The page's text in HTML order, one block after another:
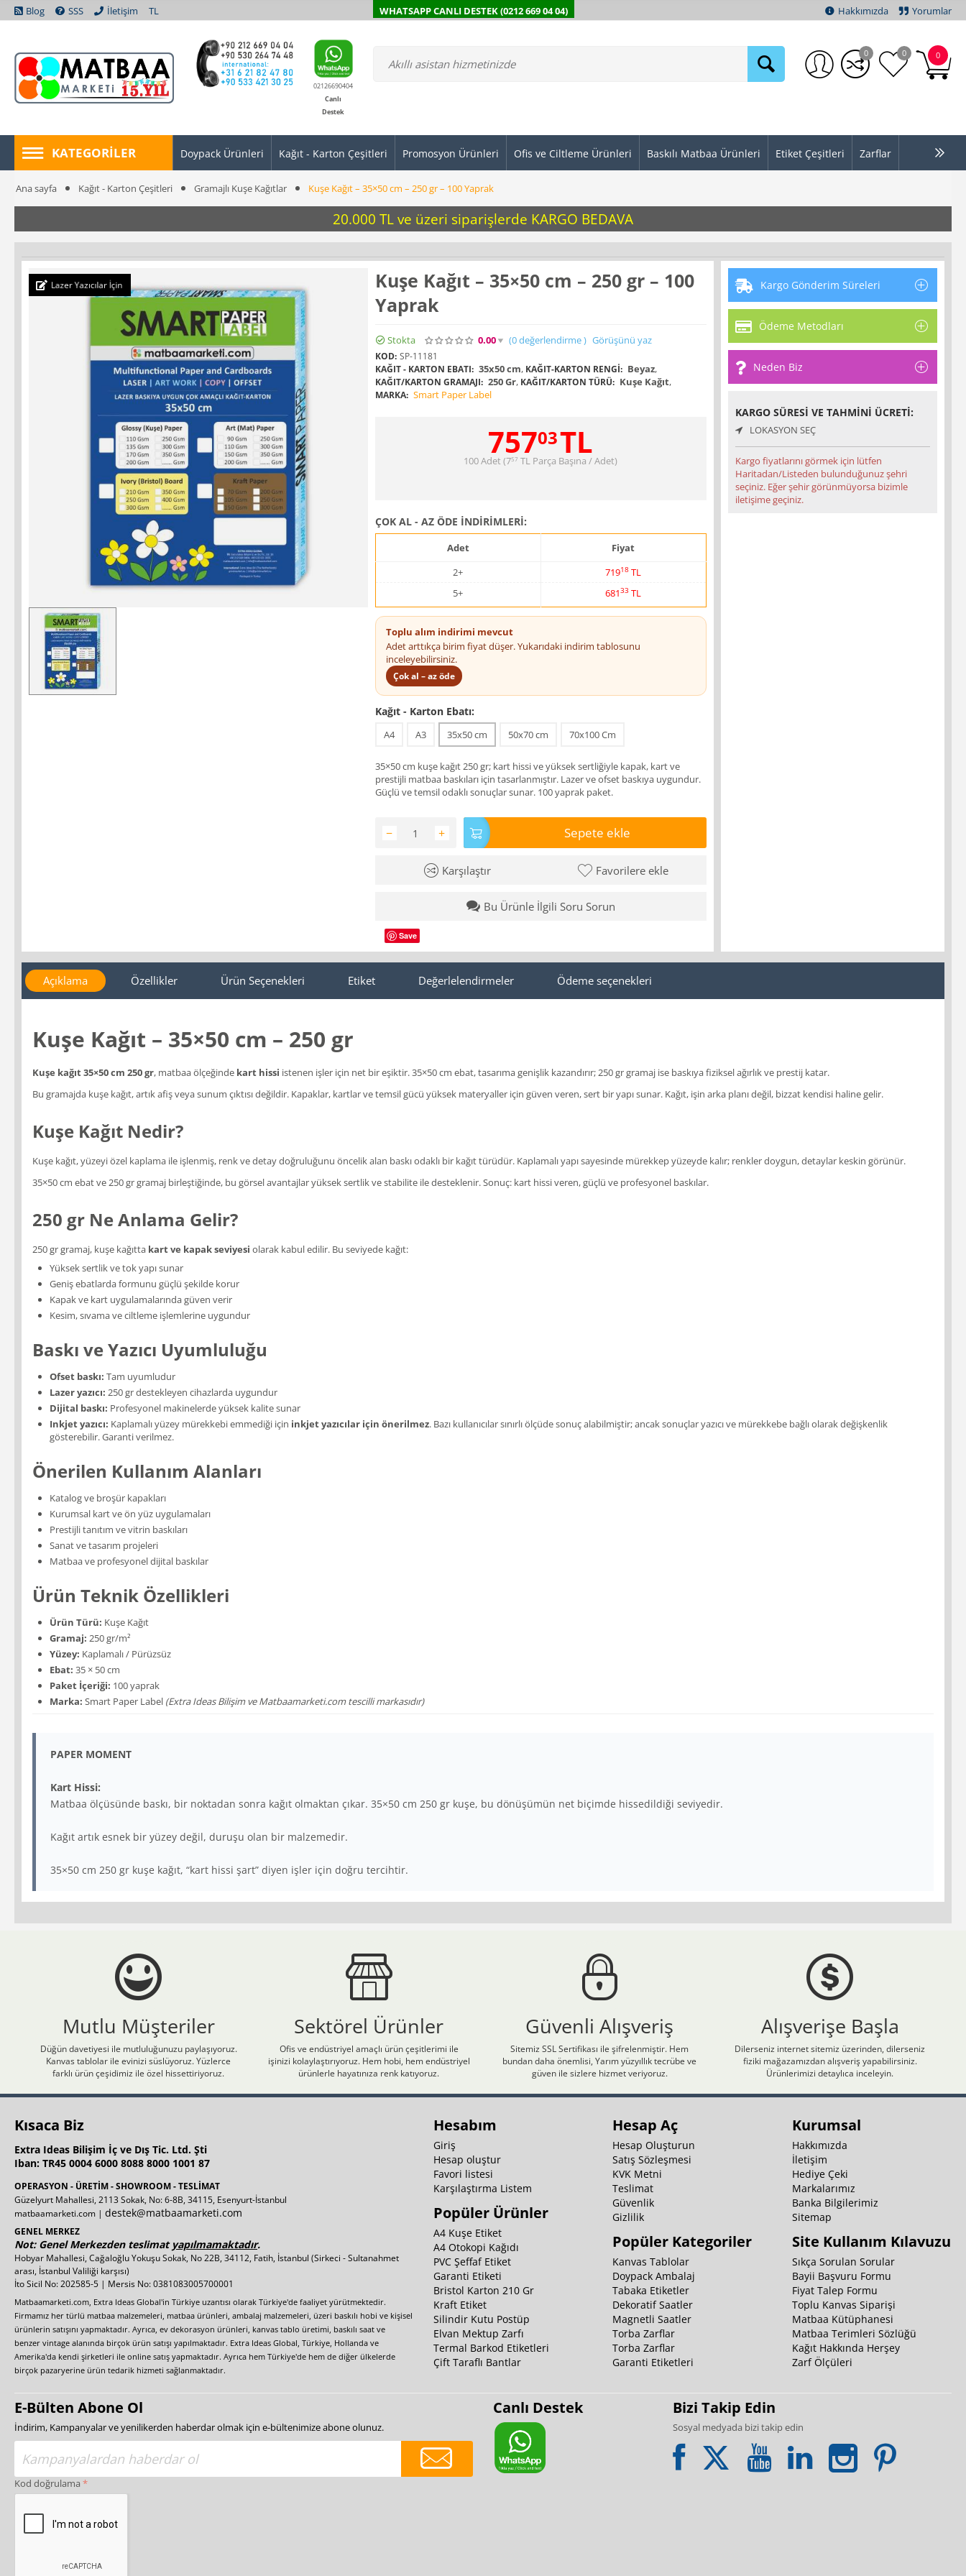
Blog SSS İletişim TL WHATSAPP CANLI DESTEK (0212 669 04 04) Hakkımızda Yorumlar
02126690404
Canlı
Destek
0
0 0
KATEGORILER Doypack Ürünleri Kağıt - Karton Çeşitleri Promosyon Ürünleri Ofis ve Ciltleme Ürünleri Baskılı Matbaa Ürünleri Etiket Çeşitleri Zarflar
Ana sayfa Kağıt - Karton Çeşitleri Gramajlı Kuşe Kağıtlar Kuşe Kağıt – 35×50 cm – 250 gr – 100 Yaprak
20.000 TL ve üzeri siparişlerde KARGO BEDAVA
Lazer Yazıcılar İçin
Kuşe Kağıt – 35×50 cm – 250 gr – 100
Yaprak
Stokta 0.00 (0değerlendirme) Görüşünü yaz
KOD: SP-11181
KAĞIT - KARTON EBATI: 35x50 cm, KAĞIT-KARTON RENGI: Beyaz,
KAĞIT/KARTON GRAMAJI: 250 Gr, KAĞIT/KARTON TÜRÜ: Kuşe Kağıt,
MARKA: Smart Paper Label
75703TL
100 Adet (757 TL Parça Başına / Adet)
ÇOK AL - AZ ÖDE İNDİRİMLERİ:
Adet
Fiyat
2+
71918 TL
5+
68133 TL
Toplu alım indirimi mevcut
Adet arttıkça birim fiyat düşer. Yukarıdaki indirim tablosunu
inceleyebilirsiniz.
Çok al – az öde
Kağıt - Karton Ebatı:
A4 A3 35x50 cm 50x70 cm 70x100 Cm
35×50 cm kuşe kağıt 250 gr; kart hissi ve yüksek sertliğiyle kapak, kart ve
prestijli matbaa baskıları için tasarlanmıştır. Lazer ve ofset baskıya uygundur.
Güçlü ve temsil odaklı sonuçlar sunar. 100 yaprak paket.
+
− Sepete ekle
Karşılaştır Favorilere ekle
Bu Ürünle İlgili Soru Sorun
Save
Kargo Gönderim Süreleri
Ödeme Metodları
Neden Biz
KARGO SÜRESI VE TAHMINI ÜCRETI:
LOKASYON SEÇ
Kargo fiyatlarını görmek için lütfen
Haritadan/Listeden bulunduğunuz şehri
seçiniz. Eğer şehir görünmüyorsa bizimle
iletişime geçiniz.
Açıklama Özellikler Ürün Seçenekleri Etiket Değerlelendirmeler Ödeme seçenekleri
Kuşe Kağıt – 35×50 cm – 250 gr
Kuşe kağıt 35×50 cm 250 gr, matbaa ölçeğinde kart hissi istenen işler için net bir eşiktir. 35×50 cm ebat, tasarıma genişlik kazandırır; 250 gr gramaj ise baskıya fiziksel ağırlık ve prestij katar.
Bu gramajda kuşe kağıt, artık afiş veya sunum çıktısı değildir. Kapaklar, kartlar ve temsil gücü yüksek materyaller için güven veren, sert bir yapı sunar. Kağıt, işin arka planı değil, bizzat kendisi haline gelir.
Kuşe Kağıt Nedir?
Kuşe kağıt, yüzeyi özel kaplama ile işlenmiş, renk ve detay doğruluğunu öncelik alan baskı odaklı bir kağıt türüdür. Kaplamalı yapı sayesinde mürekkep yüzeyde kalır; renkler doygun, detaylar keskin görünür.
35×50 cm ebat ve 250 gr gramaj birleştiğinde, bu görsel avantajlar yüksek sertlik ve stabilite ile desteklenir. Sonuç: kart hissi veren, güçlü ve profesyonel baskılar.
250 gr Ne Anlama Gelir?
250 gr gramaj, kuşe kağıtta kart ve kapak seviyesi olarak kabul edilir. Bu seviyede kağıt:
Yüksek sertlik ve tok yapı sunar
Geniş ebatlarda formunu güçlü şekilde korur
Kapak ve kart uygulamalarında güven verir
Kesim, sıvama ve ciltleme işlemlerine uygundur
Baskı ve Yazıcı Uyumluluğu
Ofset baskı: Tam uyumludur
Lazer yazıcı: 250 gr destekleyen cihazlarda uygundur
Dijital baskı: Profesyonel makinelerde yüksek kalite sunar
Inkjet yazıcı: Kaplamalı yüzey mürekkebi emmediği için inkjet yazıcılar için önerilmez. Bazı kullanıcılar sınırlı ölçüde sonuç alabilmiştir; ancak sonuçlar yazıcı ve mürekkebe bağlı olarak değişkenlik
gösterebilir. Garanti verilmez.
Önerilen Kullanım Alanları
Katalog ve broşür kapakları
Kurumsal kart ve ön yüz uygulamaları
Prestijli tanıtım ve vitrin baskıları
Sanat ve tasarım projeleri
Matbaa ve profesyonel dijital baskılar
Ürün Teknik Özellikleri
Ürün Türü: Kuşe Kağıt
Gramaj: 250 gr/m²
Yüzey: Kaplamalı / Pürüzsüz
Ebat: 35 × 50 cm
Paket İçeriği: 100 yaprak
Marka: Smart Paper Label (Extra Ideas Bilişim ve Matbaamarketi.com tescilli markasıdır)
PAPER MOMENT
Kart Hissi:
Matbaa ölçüsünde baskı, bir noktadan sonra kağıt olmaktan çıkar. 35×50 cm 250 gr kuşe, bu dönüşümün net biçimde hissedildiği seviyedir.
Kağıt artık esnek bir yüzey değil, duruşu olan bir malzemedir.
35×50 cm 250 gr kuşe kağıt, “kart hissi şart” diyen işler için doğru tercihtir.
Mutlu Müşteriler
Düğün davetiyesi ile mutluluğunuzu paylaşıyoruz.
Kanvas tablolar ile evinizi süslüyoruz. Yüzlerce
farklı ürün çeşidimiz ile özel hissettiriyoruz.
Sektörel Ürünler
Ofis ve endüstriyel amaçlı ürün çeşitlerimi ile
işinizi kolaylaştırıyoruz. Hem hobi, hem endüstriyel
ürünlerle hayatınıza renk katıyoruz.
Güvenli Alışveriş
Sitemiz SSL Sertifikası ile şifrelenmiştir. Hem
bundan daha önemlisi, Yarım yüzyıllık tecrübe ve
güven ile sizlere hizmet veriyoruz.
Alışverişe Başla
Dilerseniz internet sitemiz üzerinden, dilerseniz
fiziki mağazamızdan alışveriş yapabilirsiniz.
Ürünlerimizi detaylıca inceleyin.
Kısaca Biz
Extra Ideas Bilişim İç ve Dış Tic. Ltd. Şti
Iban: TR45 0004 6000 8088 8000 1001 87
OPERASYON - ÜRETİM - SHOWROOM - TESLİMAT
Güzelyurt Mahallesi, 2113 Sokak, No: 6-8B, 34115, Esenyurt-İstanbul
matbaamarketi.com | destek@matbaamarketi.com
GENEL MERKEZ
Not: Genel Merkezden teslimat yapılmamaktadır.
Hobyar Mahallesi, Cağaloğlu Yokuşu Sokak, No 22B, 34112, Fatih, İstanbul (Sirkeci - Sultanahmet
arası, İstanbul Valiliği karşısı)
İto Sicil No: 202585-5 | Mersis No: 0381083005700001
Matbaamarketi.com, Extra Ideas Global'in Türkiye uzantısı olarak Türkiye'de faaliyet yürütmektedir.
Firmamız her türlü matbaa malzemeleri, matbaa ürünleri, ambalaj malzemeleri, üzeri baskılı hobi ve kişisel
ürünlerin satışını yapmaktadır. Ayrıca, ev dekorasyon ürünleri, kanvas tablo üretimi, baskılı saat ve
benzer vintage alanında birçok ürün satışı yapılmaktadır. Extra Ideas Global, Türkiye, Hollanda ve
Amerika'da kendi şirketleri ile online satış yapmaktadır. Ayrıca hem Türkiye'de hem de diğer ülkelerde
birçok pazaryerine ürün tedarik hizmeti sağlanmaktadır.
Hesabım
Giriş
Hesap oluştur
Favori listesi
Karşılaştırma Listem
Popüler Ürünler
A4 Kuşe Etiket
A4 Otokopi Kağıdı
PVC Şeffaf Etiket
Garanti Etiketi
Bristol Karton 210 Gr
Kraft Etiket
Silindir Kutu Postüp
Elvan Mektup Zarfı
Termal Barkod Etiketleri
Çift Taraflı Bantlar
Hesap Aç
Hesap Oluşturun
Satış Sözleşmesi
KVK Metni
Teslimat
Güvenlik
Gizlilik
Popüler Kategoriler
Kanvas Tablolar
Doypack Ambalaj
Tabaka Etiketler
Dekoratif Saatler
Magnetli Saatler
Torba Zarflar
Torba Zarflar
Garanti Etiketleri
Kurumsal
Hakkımızda
İletişim
Hediye Çeki
Markalarımız
Banka Bilgilerimiz
Sitemap
Site Kullanım Kılavuzu
Sıkça Sorulan Sorular
Bayii Başvuru Formu
Fiyat Talep Formu
Toplu Kanvas Siparişi
Matbaa Kütüphanesi
Matbaa Terimleri Sözlüğü
Kağıt Hakkında Herşey
Zarf Ölçüleri
E-Bülten Abone Ol
İndirim, Kampanyalar ve yenilikerden haberdar olmak için e-bültenimize abone olunuz.
Kod doğrulama
Canlı Destek Bizi Takip Edin
Sosyal medyada bizi takip edin